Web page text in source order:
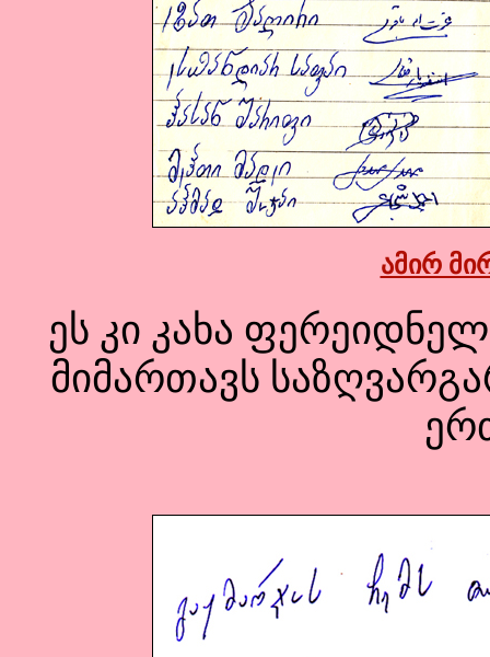
ამირ
ეს კი კახა
მიმართავს